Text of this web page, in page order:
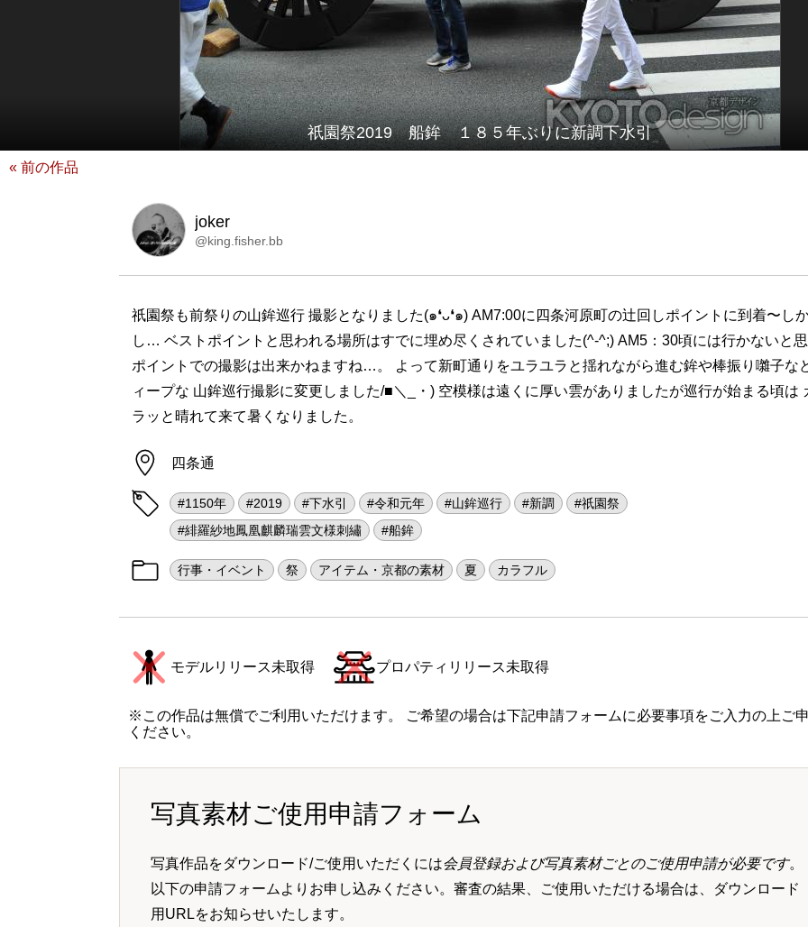
祇園祭2019 船鉾 １８５年ぶりに新調下水引
« 前の作品
joker
@king.fisher.bb
祇園祭も前祭りの山鉾巡行 撮影となりました(๑❛ᴗ❛๑) AM7:00に四条河原町の辻回しポイントに到着〜し
し… ベストポイントと思われる場所はすでに埋め尽くされていました(^-^;) AM5：30頃には行かないと
ポイントでの撮影は出来かねますね…。 よって新町通りをユラユラと揺れながら進む鉾や棒振り囃子な
ィープな 山鉾巡行撮影に変更しました/■＼_・) 空模様は遠くに厚い雲がありましたが巡行が始まる頃は
ラッと晴れて来て暑くなりました。
四条通
#1150年 #2019 #下水引 #令和元年 #山鉾巡行 #新調
#祇園祭
#緋羅紗地鳳凰麒麟瑞雲文様刺繡
#船鉾
行事・イベント 祭 アイテム・京都の素材 夏 カラフル
モデルリリース未取得 プロパティリリース未取得
※この作品は無償でご利用いただけます。 ご希望の場合は下記申請フォームに必要事項をご入力の上ご
ください。
写真素材ご使用申請フォーム
写真作品をダウンロード/ご使用いただくには会員登録および写真素材ごとのご使用申請が必要です。
以下の申請フォームよりお申し込みください。審査の結果、ご使用いただける場合は、ダウンロード
用URLをお知らせいたします。